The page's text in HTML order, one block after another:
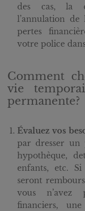
des cas, la
l’annulation
pertes
votre police
Comment
vie
permanente?
Évaluez vos
par dresser un
hypothèque,
enfants, etc.
seront
vous n’avez
financiers,